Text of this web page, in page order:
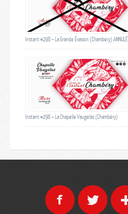
Instant #298 – La Grande Évasion (Chambéry) ANNULÉ
Instant #296 – La Chapelle Vaugelas (Chambéry)